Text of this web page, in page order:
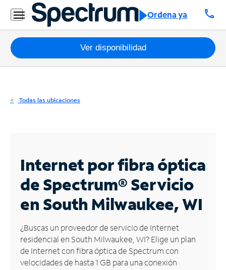
Ordena ya call
Residencial
Business
Paquetes
Internet
Business
Contáctanos
Inglés
Administrar
cuenta
Encuentra
Ver disponibilidad
Todas las ubicaciones
Internet por fibra óptica
de Spectrum®Servicio
en South Milwaukee, WI
¿Buscas un proveedor de servicio de Internet
residencial en South Milwaukee, WI? Elige un plan
de Internet con fibra óptica de Spectrum con
velocidades de hasta 1 GB para una conexión